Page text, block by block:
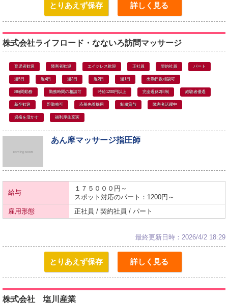
とりあえず保存 詳しく見る
株式会社ライフロード・なないろ訪問マッサージ
育児者歓迎 障害者歓迎 エイジレス歓迎 正社員 契約社員 パート
週5日 週4日 週3日 週2日 週1日 出勤日数相談可
8時間勤務 勤務時間の相談可 時給1200円以上 完全週休2日制 経験者優遇
新卒歓迎 即勤務可 応募先着採用 制服貸与 障害者活躍中
資格を活かす 福利厚生充実
あん摩マッサージ指圧師
給与
１７５０００円～
スポット対応のパート：1200円～
雇用形態
正社員 / 契約社員 / パート
最終更新日時：2026/4/2 18:29
とりあえず保存 詳しく見る
株式会社 塩川産業